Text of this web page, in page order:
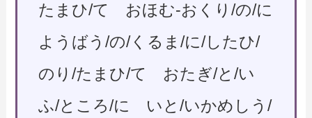
たまひ/て おほむ-おくり/の/に
ようばう/の/くるま/に/したひ/
のり/たまひ/て おたぎ/と/い
ふ/ところ/に いと/いかめしう/